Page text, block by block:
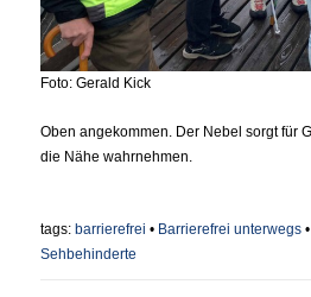
Foto: Gerald Kick
Oben angekommen. Der Nebel sorgt für
die Nähe wahrnehmen.
tags: barrierefrei • Barrierefrei unterwegs
Sehbehinderte